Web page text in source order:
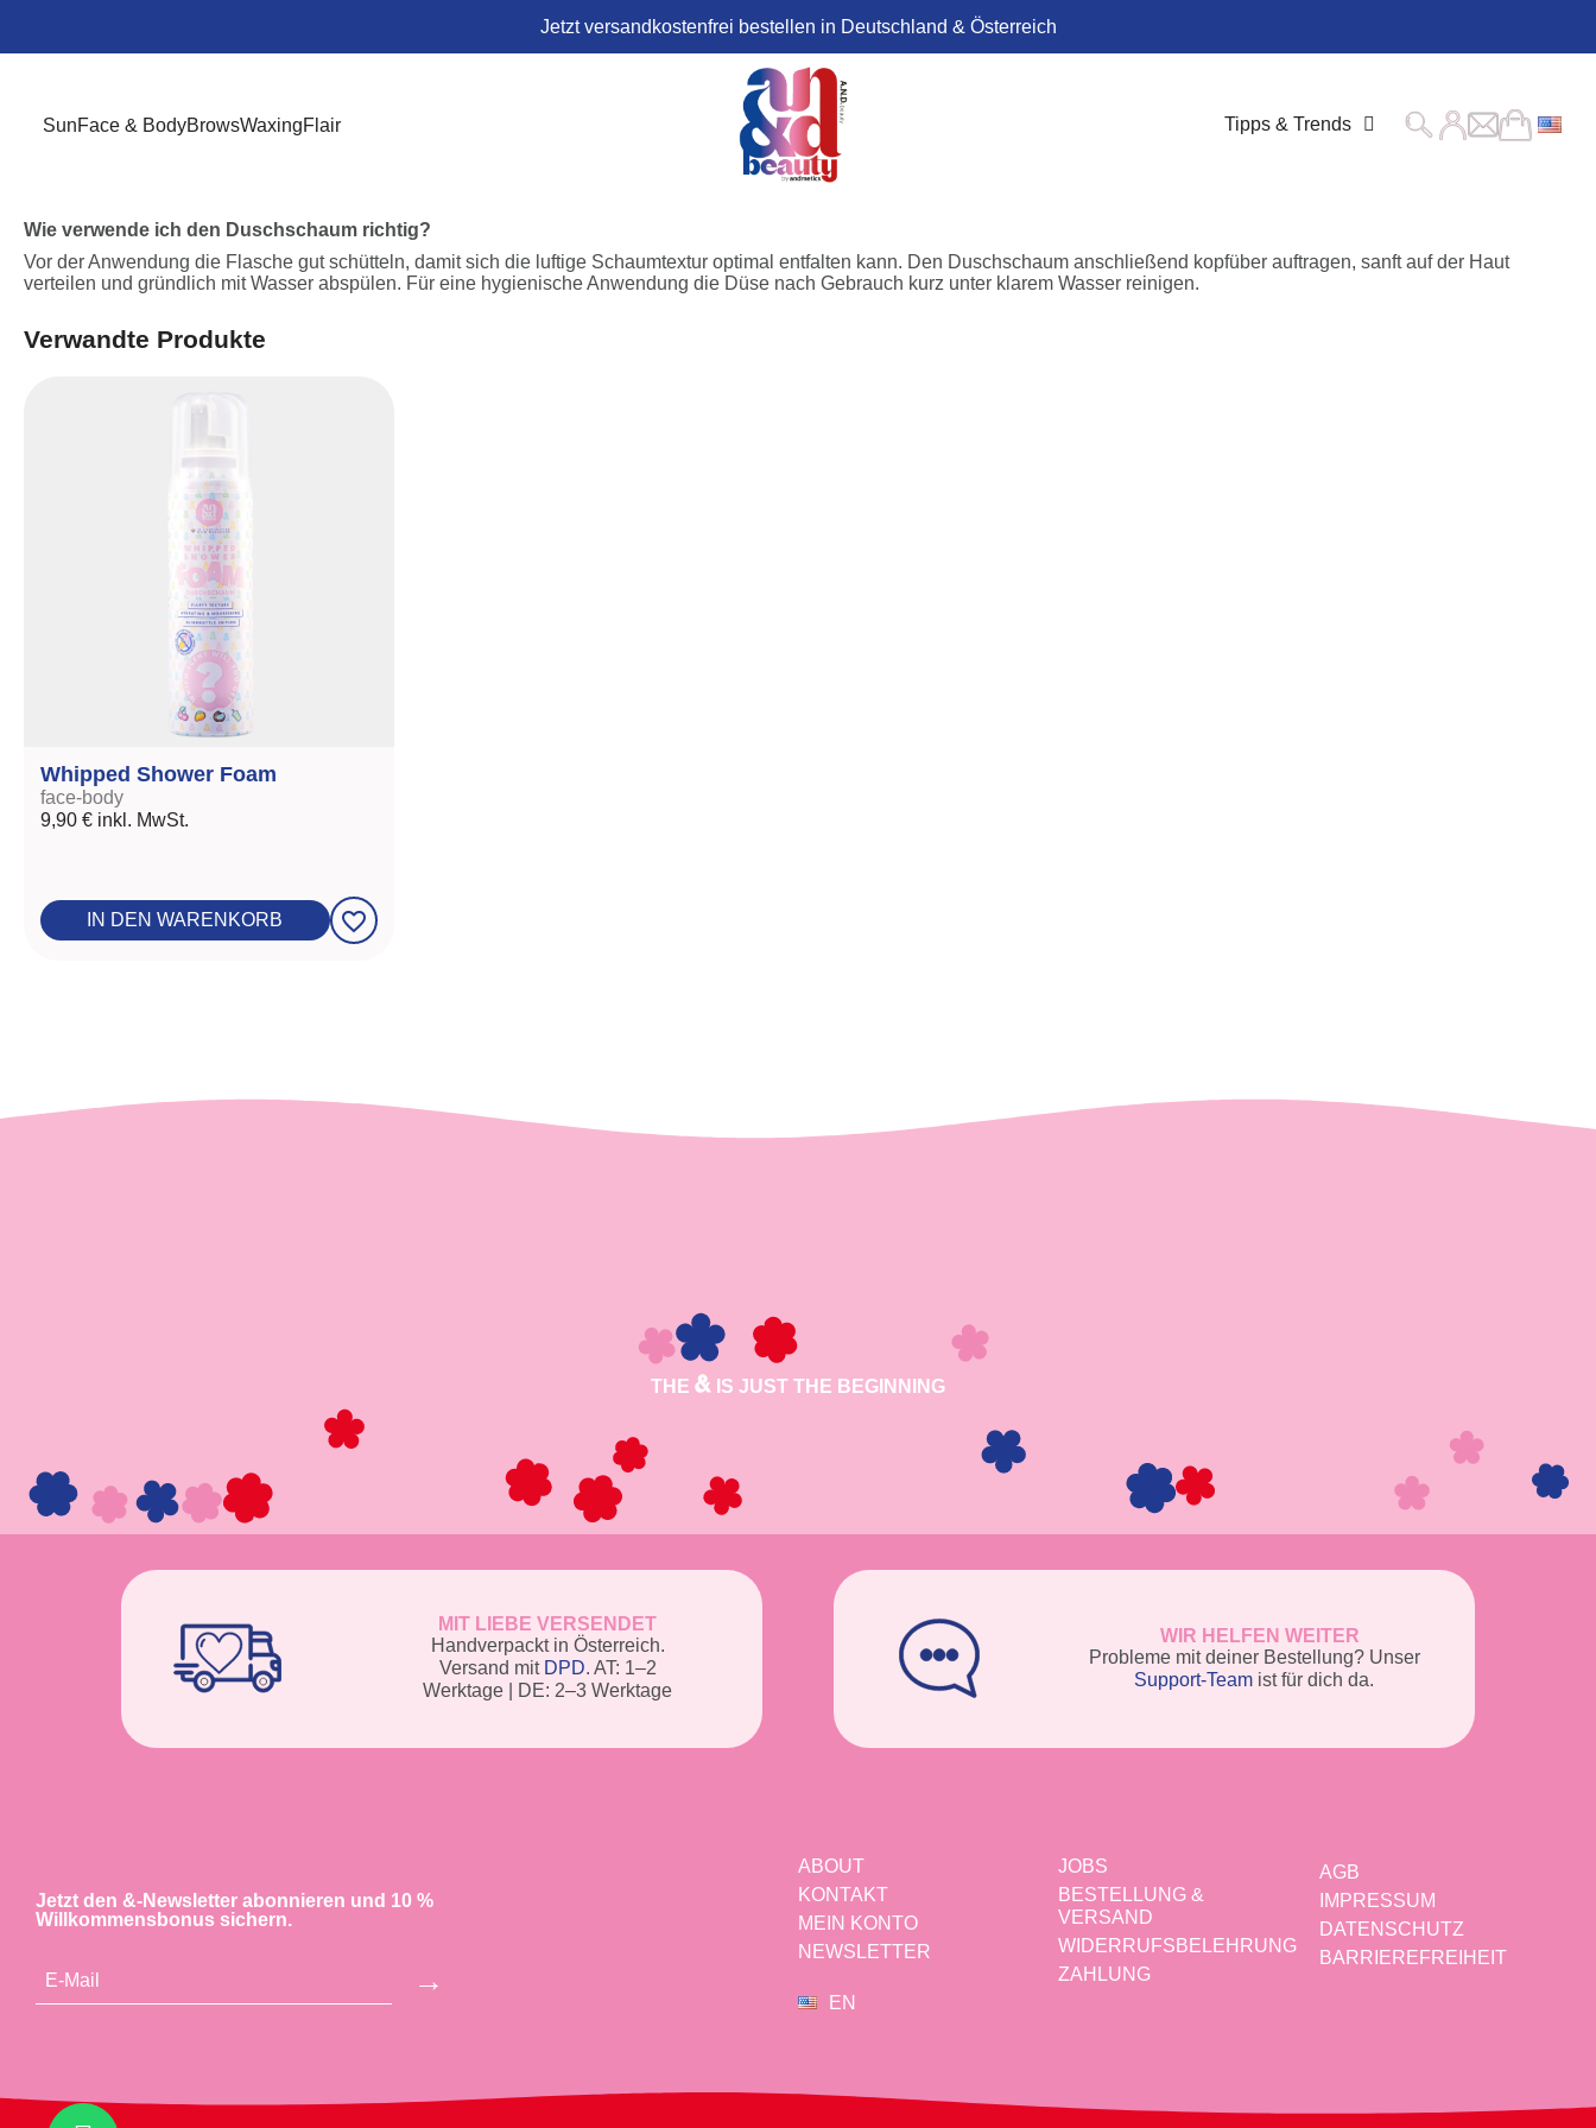
Jetzt versandkostenfrei bestellen in Deutschland & Österreich
SunFace & BodyBrowsWaxingFlair Tipps & Trends
Wie verwende ich den Duschschaum richtig?
Vor der Anwendung die Flasche gut schütteln, damit sich die luftige Schaumtextur optimal entfalten kann. Den Duschschaum anschließend kopfüber auftragen, sanft auf der Haut
verteilen und gründlich mit Wasser abspülen. Für eine hygienische Anwendung die Düse nach Gebrauch kurz unter klarem Wasser reinigen.
Verwandte Produkte
Whipped Shower Foam
face-body
9,90 € inkl. MwSt.
IN DEN WARENKORB favorite_border
THE IS JUST THE BEGINNING
MIT LIEBE VERSENDET
Handverpackt in Österreich.
Versand mit DPD. AT: 1–2
Werktage | DE: 2–3 Werktage
WIR HELFEN WEITER
Probleme mit deiner Bestellung? Unser
Support-Team ist für dich da.
Jetzt den &-Newsletter abonnieren und 10 %
Willkommensbonus sichern.
→
ABOUT
KONTAKT
MEIN KONTO
NEWSLETTER
JOBS
BESTELLUNG &
VERSAND
WIDERRUFSBELEHRUNG
ZAHLUNG
AGB
IMPRESSUM
DATENSCHUTZ
BARRIEREFREIHEIT
EN